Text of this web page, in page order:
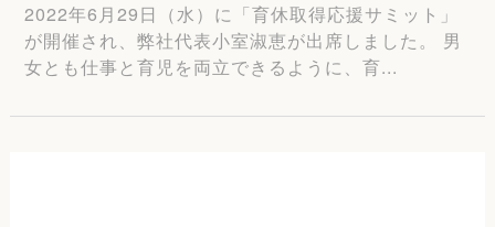
2022年6月29日（水）に「育休取得応援サミット」
が開催され、弊社代表小室淑恵が出席しました。 男
女とも仕事と育児を両立できるように、育...